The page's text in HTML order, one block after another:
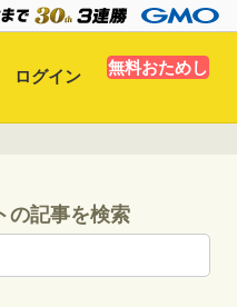
ログイン 無料おためし
の記事を検索